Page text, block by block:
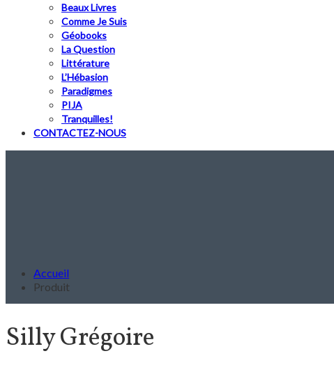
Beaux Livres
Comme Je Suis
Géobooks
La Question
Littérature
L’Hébasion
Paradigmes
PIJA
Tranquilles!
CONTACTEZ-NOUS
Accueil
Produit
Silly Grégoire